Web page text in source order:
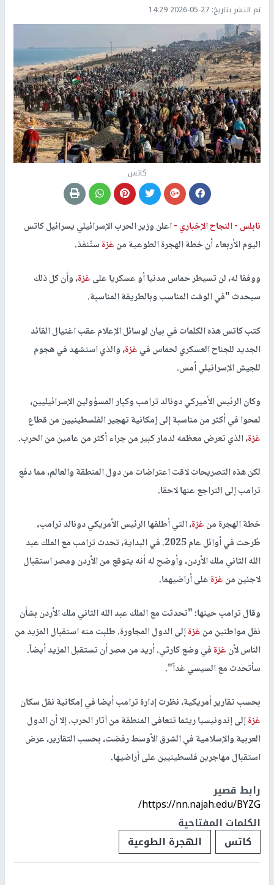
تم النشر بتاريخ: 2026-05-27 14:29
كاتس
نابلس -النجاح الإخباري -اعلن وزير الحرب الإسرائيلي يسرائيل كاتس
اليوم الأربعاء أن خطة الهجرة الطوعية منغزةستُنفذ.
ووفقا له، لن تسيطر حماس مدنيا أو عسكريا علىغزة، وأن كل ذلك
سيحدث "في الوقت المناسب وبالطريقة المناسبة.
كتب كاتس هذه الكلمات في بيان لوسائل الإعلام عقب اغتيال القائد
الجديد للجناح العسكري لحماس فيغزة، والذي استشهد في هجوم
للجيش الإسرائيلي أمس.
وكان الرئيس الأميركي دونالد ترامب وكبار المسؤولين الإسرائيليين،
لمحوا في أكثر من مناسبة إلى إمكانية تهجير الفلسطينيين من قطاع
غزة، الذي تعرض معظمه لدمار كبير من جراء أكثر من عامين من الحرب.
لكن هذه التصريحات لاقت اعتراضات من دول المنطقة والعالم، مما دفع
ترامب إلى التراجع عنها لاحقا.
خطة الهجرة منغزة، التي أطلقها الرئيس الأمريكي دونالد ترامب،
طُرحت في أوائل عام 2025. في البداية، تحدث ترامب مع الملك عبد
الله الثاني ملك الأردن، وأوضح له أنه يتوقع من الأردن ومصر استقبال
لاجئين منغزةعلى أراضيهما.
وقال ترامب حينها: "تحدثت مع الملك عبد الله الثاني ملك الأردن بشأن
نقل مواطنين منغزةإلى الدول المجاورة. طلبت منه استقبال المزيد من
الناس لأنغزةفي وضع كارثي. أريد من مصر أن تستقبل المزيد أيضاً.
سأتحدث مع السيسي غداً".
بحسب تقارير أمريكية، نظرت إدارة ترامب أيضا في إمكانية نقل سكان
غزةإلى إندونيسيا ريثما تتعافى المنطقة من آثار الحرب. إلا أن الدول
العربية والإسلامية في الشرق الأوسط رفضت، بحسب التقارير، عرض
استقبال مهاجرين فلسطينيين على أراضيها.
رابط قصير
https://nn.najah.edu/BYZG/
الكلمات المفتاحية
كاتس
الهجرة الطوعية